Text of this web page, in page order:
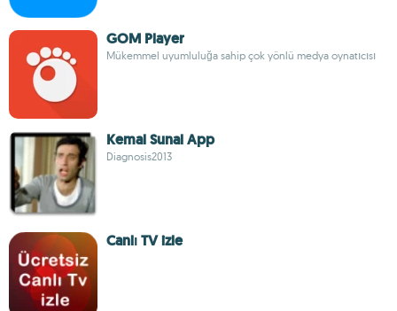
GOM Player
Mükemmel uyumluluğa sahip çok yönlü medya oynatıcısı
Kemal Sunal App
Diagnosis2013
Canlı TV izle